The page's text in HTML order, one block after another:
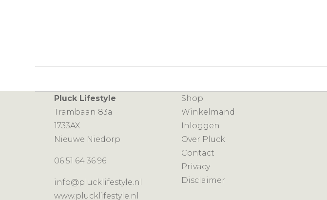
Pluck Lifestyle
Trambaan 83a
1733AX
Nieuwe Niedorp
06 51 64 36 96
info@plucklifestyle.nl
www.plucklifestyle.nl
Shop
Winkelmand
Inloggen
Over Pluck
Contact
Privacy
Disclaimer